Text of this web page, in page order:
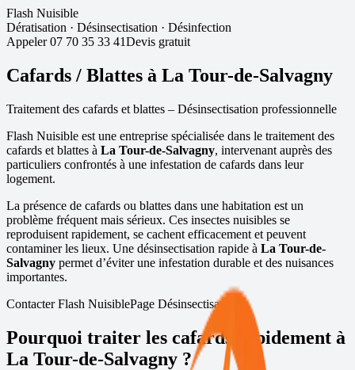
Flash Nuisible
Dératisation · Désinsectisation · Désinfection
Appeler 07 70 35 33 41Devis gratuit
Cafards / Blattes à La Tour-de-Salvagny
Traitement des cafards et blattes – Désinsectisation professionnelle
Flash Nuisible est une entreprise spécialisée dans le traitement des
cafards et blattes à La Tour-de-Salvagny, intervenant auprès des
particuliers confrontés à une infestation de cafards dans leur
logement.
La présence de cafards ou blattes dans une habitation est un
problème fréquent mais sérieux. Ces insectes nuisibles se
reproduisent rapidement, se cachent efficacement et peuvent
contaminer les lieux. Une désinsectisation rapide à La Tour-de-
Salvagny permet d’éviter une infestation durable et des nuisances
importantes.
Contacter Flash NuisiblePage Désinsectisation
Pourquoi traiter les cafards rapidement à
La Tour-de-Salvagny ?